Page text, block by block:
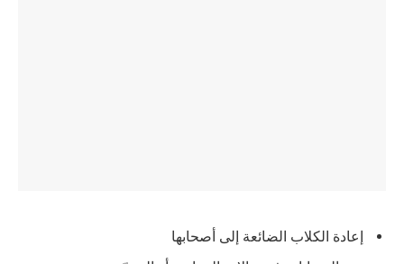
إعادة الكلاب الضائعة إلى أصحابها